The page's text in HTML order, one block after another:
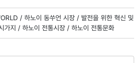
/ 하노이 동쑤언 시장 / 발전을 위한 혁신 및
가지 / 하노이 전통시장 / 하노이 전통문화